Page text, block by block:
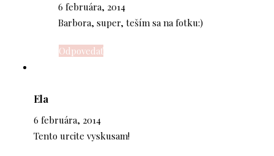
6 februára, 2014
Barbora, super, teším sa na fotku:)
Odpovedať
Ela
6 februára, 2014
Tento urcite vyskusam!